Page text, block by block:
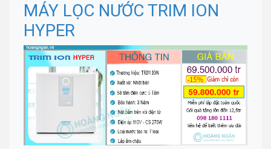
MÁY LỌC NƯỚC TRIM ION
HYPER